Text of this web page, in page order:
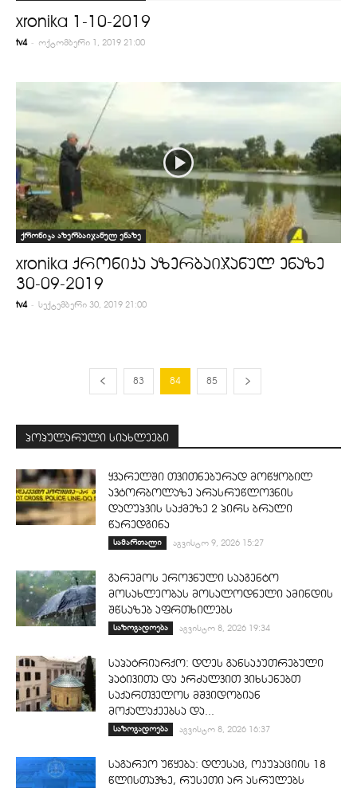
xronika 1-10-2019
tv4 - ოქტომბერი 1, 2019 21:00
ქრონიკა აზერბაიჯანულ ენაზე
xronika ქრონიკა აზერბაიჯანულ ენაზე
30-09-2019
tv4 - სექტემბერი 30, 2019 21:00
83 84 85
პოპულარული სიახლეები
ყვარელში თვითნებურად მოწყობილ
ავტორბოლაზე არასრუწლოვნის
დაღუპვის საქმეზე 2 პირს ბრალი
წარედგინა
სამართალი აგვისტო 9, 2026 15:27
გარემოს ეროვნული სააგენტო
მოსახლეობას მოსალოდნელი ამინდის
შწსაზებ აფრთხილებს
საზოგადოება აგვისტო 8, 2026 19:34
საპატრიარქო: დღეს განსაკუთრებული
პატივითა და კრძალვით ვიხსენებთ
საქართველოს მშვიდობიან
მოქალაქეებსა და...
საზოგადოება აგვისტო 8, 2026 16:37
საგარეო უწყება: დღესაც, ოკუპაციის 18
წლისთავზე, რუსეთი არ ასრულებს